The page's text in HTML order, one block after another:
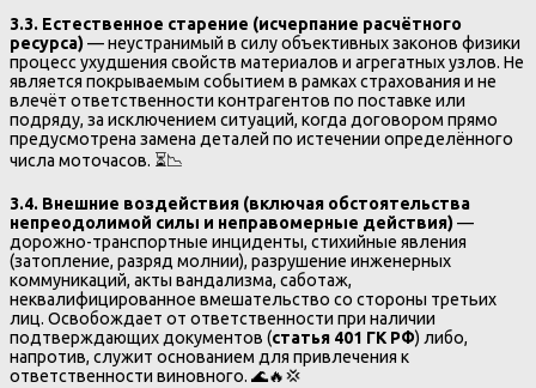
3.3. Естественное старение (исчерпание расчётного
ресурса)— неустранимый в силу объективных законов физики
процесс ухудшения свойств материалов и агрегатных узлов. Не
является покрываемым событием в рамках страхования и не
влечёт ответственности контрагентов по поставке или
подряду, за исключением ситуаций, когда договором прямо
предусмотрена замена деталей по истечении определённого
числа моточасов. ⏳📉
3.4. Внешние воздействия (включая обстоятельства
непреодолимой силы и неправомерные действия)—
дорожно-транспортные инциденты, стихийные явления
(затопление, разряд молнии), разрушение инженерных
коммуникаций, акты вандализма, саботаж,
неквалифицированное вмешательство со стороны третьих
лиц. Освобождает от ответственности при наличии
подтверждающих документов (статья 401 ГК РФ) либо,
напротив, служит основанием для привлечения к
ответственности виновного. 🌊🔥💢